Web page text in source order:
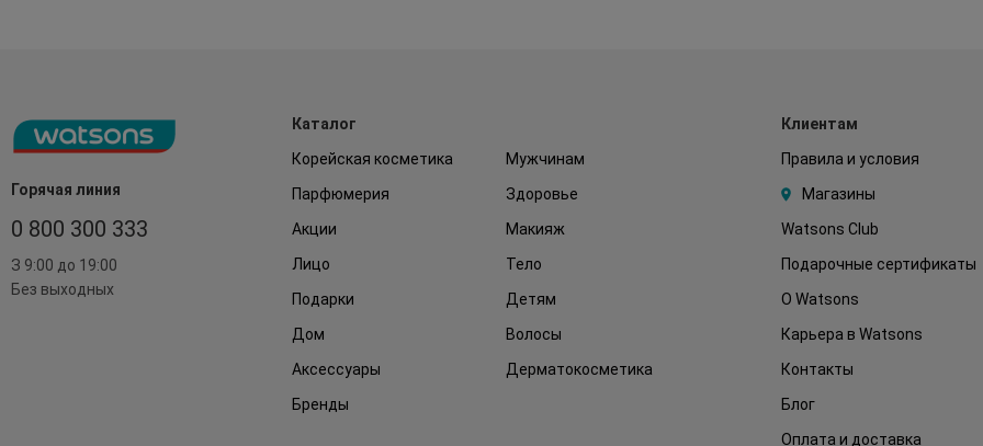
Горячая линия
0 800 300 333
З 9:00 до 19:00
Без выходных
Каталог
Корейская косметика
Мужчинам
Парфюмерия
Здоровье
Акции
Макияж
Лицо
Тело
Подарки
Детям
Дом
Волосы
Аксессуары
Дерматокосметика
Бренды
Клиентам
Правила и условия
Магазины
Watsons Club
Подарочные сертификаты
О Watsons
Карьера в Watsons
Контакты
Блог
Оплата и доставка